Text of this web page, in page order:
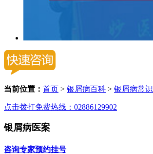
当前位置： 首页 > 银屑病百科 > 银屑病常识
点击拨打免费热线：02886129902
银屑病医案
咨询专家预约挂号